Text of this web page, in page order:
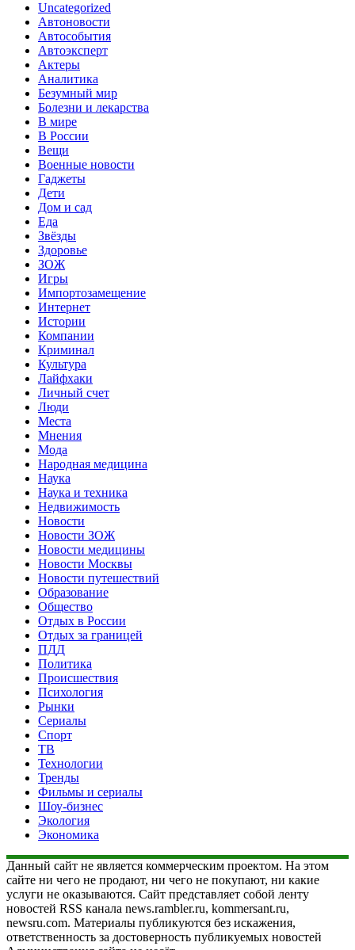
Uncategorized
Автоновости
Автособытия
Автоэксперт
Актеры
Аналитика
Безумный мир
Болезни и лекарства
В мире
В России
Вещи
Военные новости
Гаджеты
Дети
Дом и сад
Еда
Звёзды
Здоровье
ЗОЖ
Игры
Импортозамещение
Интернет
Истории
Компании
Криминал
Культура
Лайфхаки
Личный счет
Люди
Места
Мнения
Мода
Народная медицина
Наука
Наука и техника
Недвижимость
Новости
Новости ЗОЖ
Новости медицины
Новости Москвы
Новости путешествий
Образование
Общество
Отдых в России
Отдых за границей
ПДД
Политика
Происшествия
Психология
Рынки
Сериалы
Спорт
ТВ
Технологии
Тренды
Фильмы и сериалы
Шоу-бизнес
Экология
Экономика
Данный сайт не является коммерческим проектом. На этом
сайте ни чего не продают, ни чего не покупают, ни какие
услуги не оказываются. Сайт представляет собой ленту
новостей RSS канала news.rambler.ru, kommersant.ru,
newsru.com. Материалы публикуются без искажения,
ответственность за достоверность публикуемых новостей